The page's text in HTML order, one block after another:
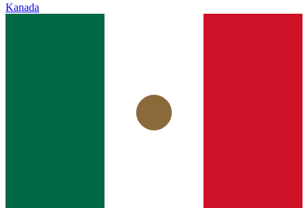
Kanada